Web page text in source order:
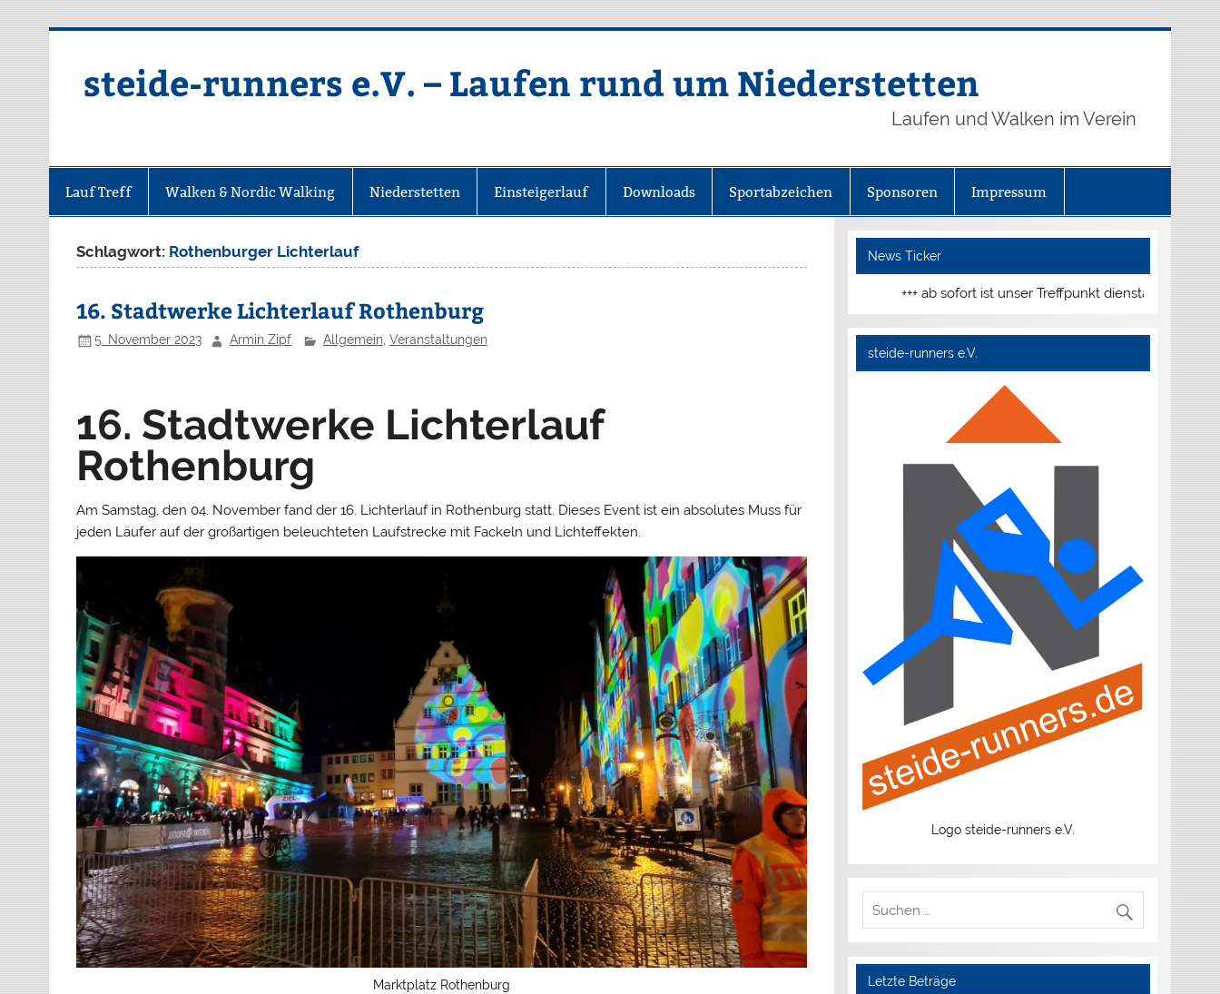
steide-runners e.V. – Laufen rund um Niederstetten
Laufen und Walken im Verein
Lauf Treff Walken & Nordic Walking Niederstetten Einsteigerlauf Downloads Sportabzeichen Sponsoren Impressum
Schlagwort: Rothenburger Lichterlauf
16. Stadtwerke Lichterlauf Rothenburg
5. November 2023 Armin Zipf Allgemein, Veranstaltungen
16. Stadtwerke Lichterlauf
Rothenburg
Am Samstag, den 04. November fand der 16. Lichterlauf in Rothenburg statt. Dieses Event ist ein absolutes Muss für
jeden Läufer auf der großartigen beleuchteten Laufstrecke mit Fackeln und Lichteffekten.
Marktplatz Rothenburg
News Ticker
+++ ab sofort ist unser Treffpunkt dienstags und donnerstags
steide-runners e.V.
Logo steide-runners e.V.
Letzte Beträge